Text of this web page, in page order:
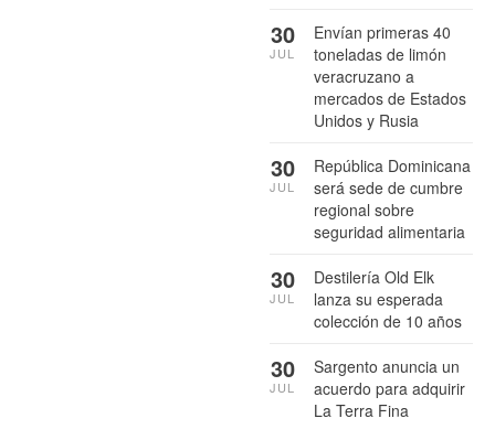
Envían primeras 40
toneladas de limón
veracruzano a
mercados de Estados
Unidos y Rusia
30
JUL
República Dominicana
será sede de cumbre
regional sobre
seguridad alimentaria
30
JUL
Destilería Old Elk
lanza su esperada
colección de 10 años
30
JUL
Sargento anuncia un
acuerdo para adquirir
La Terra Fina
30
JUL